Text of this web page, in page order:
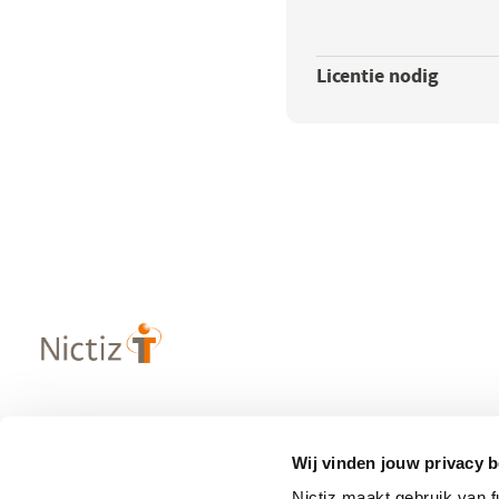
Wij vinden jouw privacy
Licentie nodig
Populaire
–